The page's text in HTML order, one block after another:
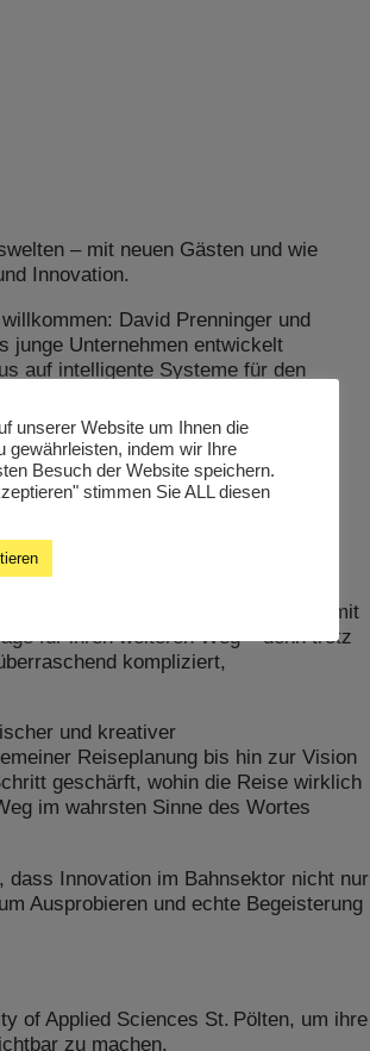
– mit neuen Gästen und wie
Innovation.
David Prenninger und
junge Unternehmen entwickelt
auf intelligente Systeme für den
einem innovativen Projekt zum
der USTP – University of Applied
Umfeld zur Seite stand. Ihr
das internationale Buchen von
wieder begegnete.
mit dem Masterstudiengang
technische Ausbildung, kombiniert mit
für ihren weiteren Weg – denn trotz
kompliziert,
und kreativer
Reiseplanung bis hin zur Vision
geschärft, wohin die Reise wirklich
im wahrsten Sinne des Wortes
Innovation im Bahnsektor nicht nur
Ausprobieren und echte Begeisterung
of Applied Sciences St. Pölten, um ihre
zu machen.
unserer Website um Ihnen die
gewährleisten, indem wir Ihre
Besuch der Website speichern.
stimmen Sie ALL diesen